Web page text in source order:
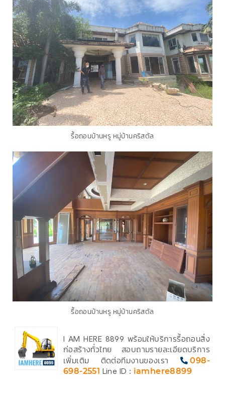
รื้อถอนบ้านหรู หมู่บ้านคริสตัล
รื้อถอนบ้านหรู หมู่บ้านคริสตัล
I AM HERE 8899 พร้อมให้บริการรื้อถอนสิ่ง
ก่อสร้างทั่วไทย สอบถามรายละเอียดบริการ
เพิ่มเติม ติดต่อทีมงานของเรา
098-
698-2551
Line ID : iamhere8899